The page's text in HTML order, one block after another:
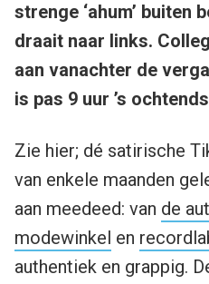
strenge ‘ahum’ buiten
draait naar links.
aan vanachter de
is pas 9 uur ’s
Zie hier; dé satirische
van enkele maanden
aan meedeed: van de
modewinkel en
authentiek en grappig.